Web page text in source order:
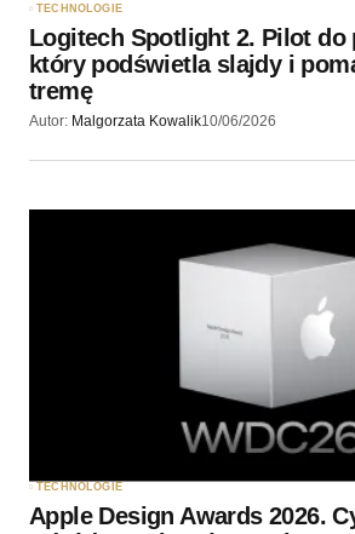
TECHNOLOGIE
Logitech Spotlight 2. Pilot do
który podświetla slajdy i
tremę
Autor: Malgorzata Kowalik10/06/2026
TECHNOLOGIE
Apple Design Awards 2026.